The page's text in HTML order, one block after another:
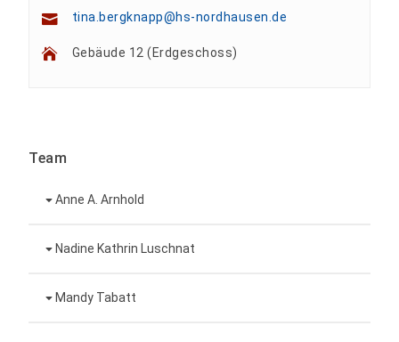
tina.bergknapp@hs-nordhausen.de
Gebäude 12 (Erdgeschoss)
Team
Anne A. Arnhold
Technische Mitarbeiterin
+49 3631 420-151
anne-ariane.arnhold@hs-nordhausen.de
Nadine Kathrin Luschnat
Leiterin Hochschulmarketing
Mandy Tabatt